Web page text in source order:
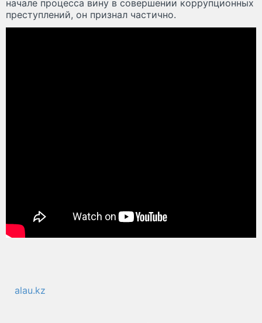
начале процесса вину в совершении коррупционных
преступлений, он признал частично.
alau.kz